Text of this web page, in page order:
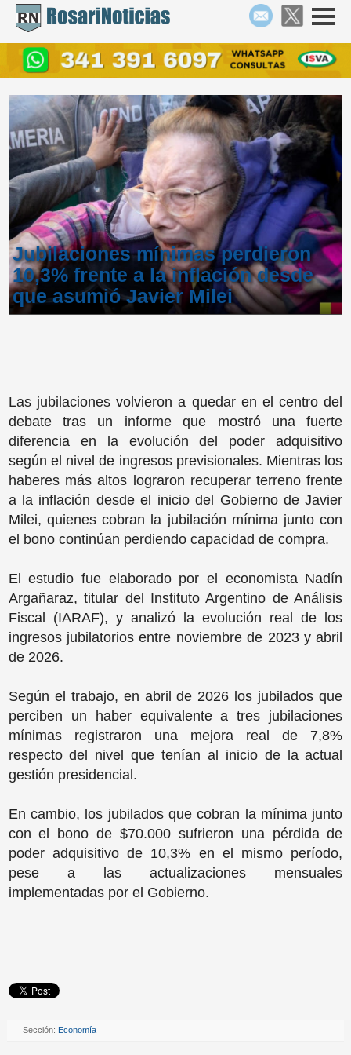
Jubilaciones mínimas perdieron
10,3% frente a la inflación desde
que asumió Javier Milei
Las jubilaciones volvieron a quedar en el centro del
debate tras un informe que mostró una fuerte
diferencia en la evolución del poder adquisitivo
según el nivel de ingresos previsionales. Mientras los
haberes más altos lograron recuperar terreno frente
a la inflación desde el inicio del Gobierno de Javier
Milei, quienes cobran la jubilación mínima junto con
el bono continúan perdiendo capacidad de compra.
El estudio fue elaborado por el economista Nadín
Argañaraz, titular del Instituto Argentino de Análisis
Fiscal (IARAF), y analizó la evolución real de los
ingresos jubilatorios entre noviembre de 2023 y abril
de 2026.
Según el trabajo, en abril de 2026 los jubilados que
perciben un haber equivalente a tres jubilaciones
mínimas registraron una mejora real de 7,8%
respecto del nivel que tenían al inicio de la actual
gestión presidencial.
En cambio, los jubilados que cobran la mínima junto
con el bono de $70.000 sufrieron una pérdida de
poder adquisitivo de 10,3% en el mismo período,
pese a las actualizaciones mensuales
implementadas por el Gobierno.
Sección: Economía